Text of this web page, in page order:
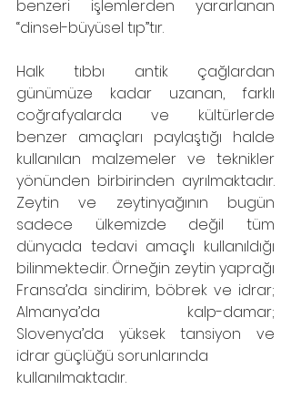
benzeri işlemlerden yararlanan
“dinsel-büyüsel tıp”tır.
Halk tıbbı antik çağlardan
günümüze kadar uzanan, farklı
coğrafyalarda ve kültürlerde
benzer amaçları paylaştığı halde
kullanılan malzemeler ve teknikler
yönünden birbirinden ayrılmaktadır.
Zeytin ve zeytinyağının bugün
sadece ülkemizde değil tüm
dünyada tedavi amaçlı kullanıldığı
bilinmektedir. Örneğin zeytin yaprağı
Fransa’da sindirim, böbrek ve idrar;
Almanya’da kalp-damar;
Slovenya’da yüksek tansiyon ve
idrar güçlüğü sorunlarında
kullanılmaktadır.